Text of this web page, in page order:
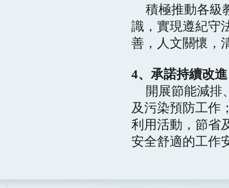
積極推動各級
識，實現遵紀守
善，人文關懷，
4、承諾持續改
開展節能減排
及污染預防工作
利用活動，節省
安全舒適的工作